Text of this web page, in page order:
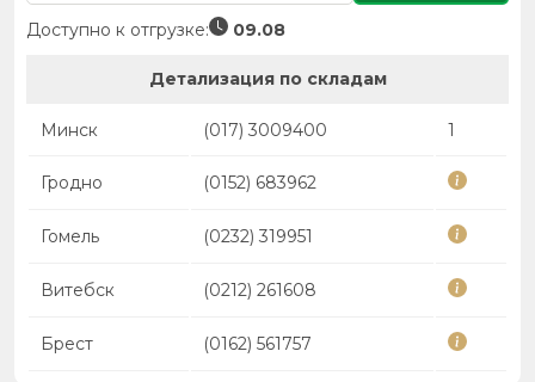
Доступно к отгрузке: 09.08
Детализация по складам
Минск (017) 3009400 1
Гродно (0152) 683962
Гомель (0232) 319951
Витебск (0212) 261608
Брест (0162) 561757